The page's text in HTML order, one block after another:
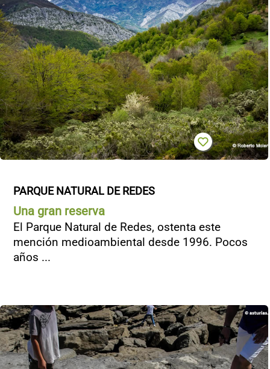
PARQUE NATURAL DE REDES
Una gran reserva
El Parque Natural de Redes, ostenta este
mención medioambiental desde 1996. Pocos
años ...